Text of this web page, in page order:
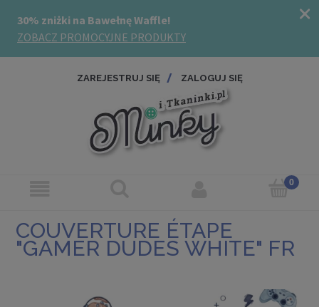
ZAREJESTRUJ SIĘ ZALOGUJ SIĘ
COUVERTURE ÉTAPE
"GAMER DUDES WHITE" FR